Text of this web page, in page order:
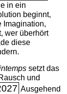
in ein
beginnt,
Imagination,
wer überhört
diese
setzt das
und
Ausgehend